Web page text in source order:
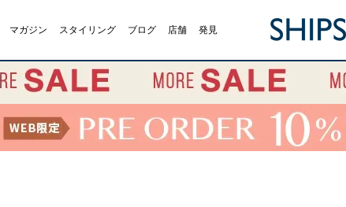
マガジン スタイリング ブログ 店舗 発見